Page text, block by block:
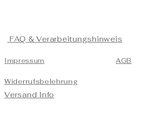
FAQ & Verarbeitungshinweis
Impressum
Widerrufsbelehrung
Versand Info
AGB